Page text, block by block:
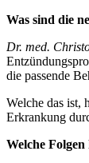
Was sind die
Dr. med.
die passende
Welche das ist,
Erkrankung
Welche